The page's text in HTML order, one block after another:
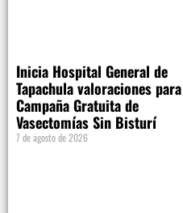
Inicia Hospital General de
Tapachula valoraciones
Campaña Gratuita de
Vasectomías Sin Bisturí
7 de agosto de 2026